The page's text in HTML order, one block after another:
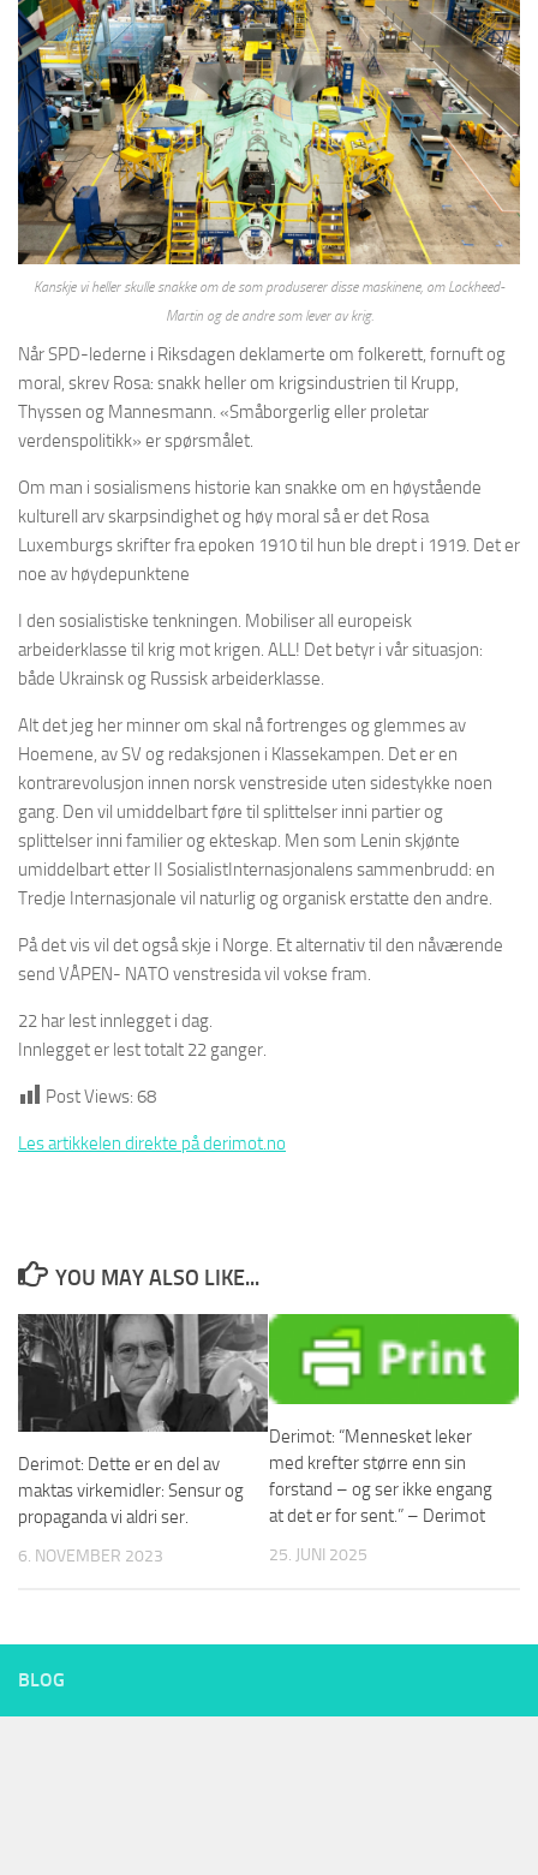
Kanskje vi heller skulle snakke om de som produserer disse maskinene, om Lockheed-
Martin og de andre som lever av krig.
Når SPD-lederne i Riksdagen deklamerte om folkerett, fornuft og
moral, skrev Rosa: snakk heller om krigsindustrien til Krupp,
Thyssen og Mannesmann. «Småborgerlig eller proletar
verdenspolitikk» er spørsmålet.
Om man i sosialismens historie kan snakke om en høystående
kulturell arv skarpsindighet og høy moral så er det Rosa
Luxemburgs skrifter fra epoken 1910 til hun ble drept i 1919. Det er
noe av høydepunktene
I den sosialistiske tenkningen. Mobiliser all europeisk
arbeiderklasse til krig mot krigen. ALL! Det betyr i vår situasjon:
både Ukrainsk og Russisk arbeiderklasse.
Alt det jeg her minner om skal nå fortrenges og glemmes av
Hoemene, av SV og redaksjonen i Klassekampen. Det er en
kontrarevolusjon innen norsk venstreside uten sidestykke noen
gang. Den vil umiddelbart føre til splittelser inni partier og
splittelser inni familier og ekteskap. Men som Lenin skjønte
umiddelbart etter II SosialistInternasjonalens sammenbrudd: en
Tredje Internasjonale vil naturlig og organisk erstatte den andre.
På det vis vil det også skje i Norge. Et alternativ til den nåværende
send VÅPEN- NATO venstresida vil vokse fram.
22 har lest innlegget i dag.
Innlegget er lest totalt 22 ganger.
Post Views: 68
Les artikkelen direkte på derimot.no
YOU MAY ALSO LIKE...
Derimot: Dette er en del av
maktas virkemidler: Sensur og
propaganda vi aldri ser.
6. NOVEMBER 2023
Derimot: “Mennesket leker
med krefter større enn sin
forstand – og ser ikke engang
at det er for sent.” – Derimot
25. JUNI 2025
BLOG